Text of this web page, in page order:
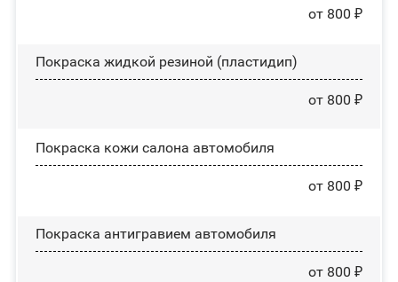
от 800 ₽
Покраска жидкой резиной (пластидип)
от 800 ₽
Покраска кожи салона автомобиля
от 800 ₽
Покраска антигравием автомобиля
от 800 ₽